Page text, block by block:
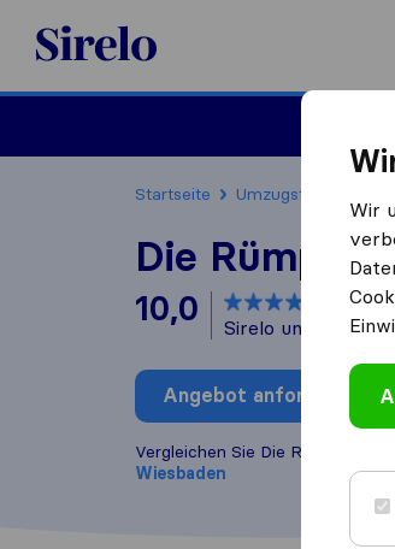
Sirelo.at
Startseite Umzugsfirmen
Die Rümpler
10,0
Sirelo und Google
Angebot anfordern
Vergleichen Sie Die Rümpler mit
Wiesbaden
Wir